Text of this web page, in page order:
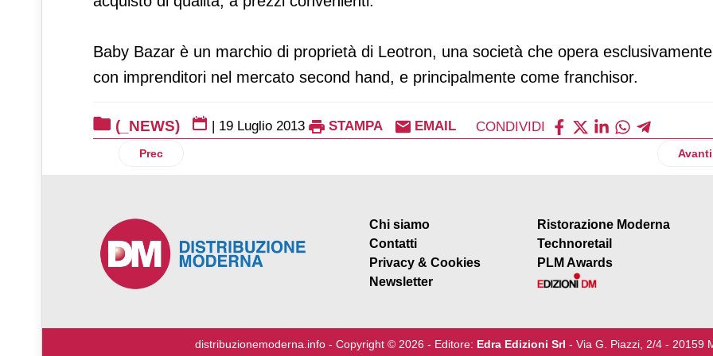
Baby Bazar è un marchio di proprietà di Leotron, una società che opera esclusivamente
con imprenditori nel mercato second hand, e principalmente come franchisor.
(_NEWS) | 19 Luglio 2013 STAMPA EMAIL CONDIVIDI
Articolo precedente: Balocco: chiuso il primo semestre in positivo
Prec Avanti
Chi siamo
Contatti
Privacy & Cookies
Newsletter
Ristorazione Moderna
Technoretail
PLM Awards
distribuzionemoderna.info - Copyright © 2026 - Editore: Edra Edizioni Srl - Via G. Piazzi, 2/4 - 20159